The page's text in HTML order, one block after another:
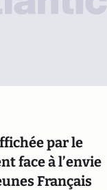
par le
face à l’envie
Français